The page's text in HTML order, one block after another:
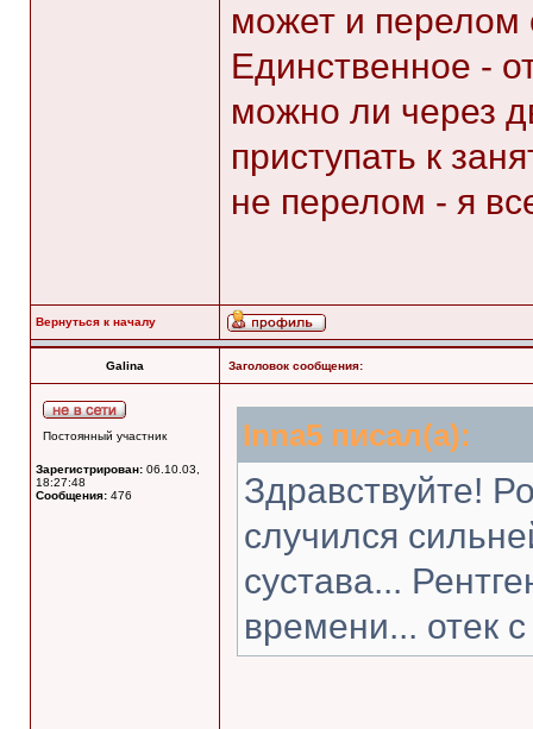
может и перелом
Единственное -
можно ли через
приступать к
не перелом - я
Вернуться к началу
Galina Заголовок сообщения:
Постоянный участник
Зарегистрирован: 06.10.03,
18:27:48
Сообщения: 476
Inna5 писал(а):
Здравствуйте!
случился
сустава...
времени... отек